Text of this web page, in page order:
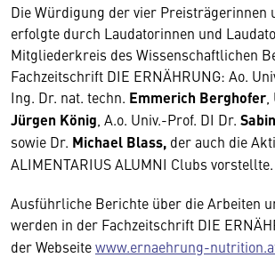
Die Würdigung der vier Preisträgerinnen
erfolgte durch Laudatorinnen und
Mitgliederkreis des Wissenschaftlichen
Fachzeitschrift DIE ERNÄHRUNG: Ao.
Ing. Dr. nat. techn. Emmerich Berghofer
Jürgen König , A.o. Univ.-Prof. DI Dr.
sowie Dr. Michael Blass, der auch die
ALIMENTARIUS ALUMNI Clubs vorstellte.
Ausführliche Berichte über die Arbeiten
werden in der Fachzeitschrift DIE
der Webseitewww.ernaehrung-